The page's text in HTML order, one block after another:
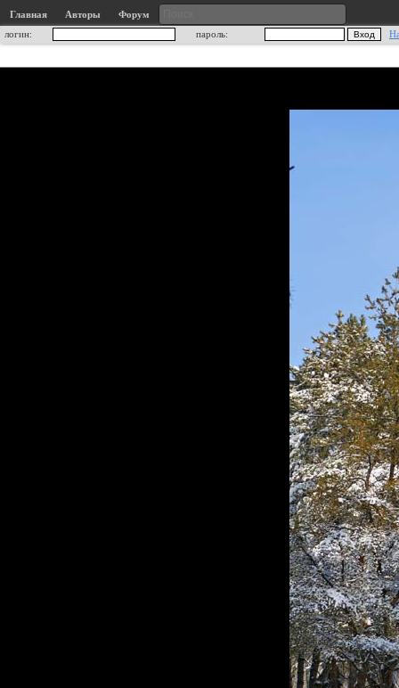
Главная Авторы
Форум
логин:
пароль: